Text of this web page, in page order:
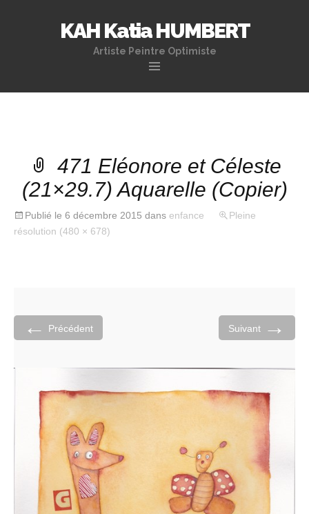
KAH Katia HUMBERT
Artiste Peintre Optimiste
471 Eléonore et Céleste
(21×29.7) Aquarelle (Copier)
Publié le 6 décembre 2015 dans enfance
Pleine
résolution (480 × 678)
← Précédent Suivant →